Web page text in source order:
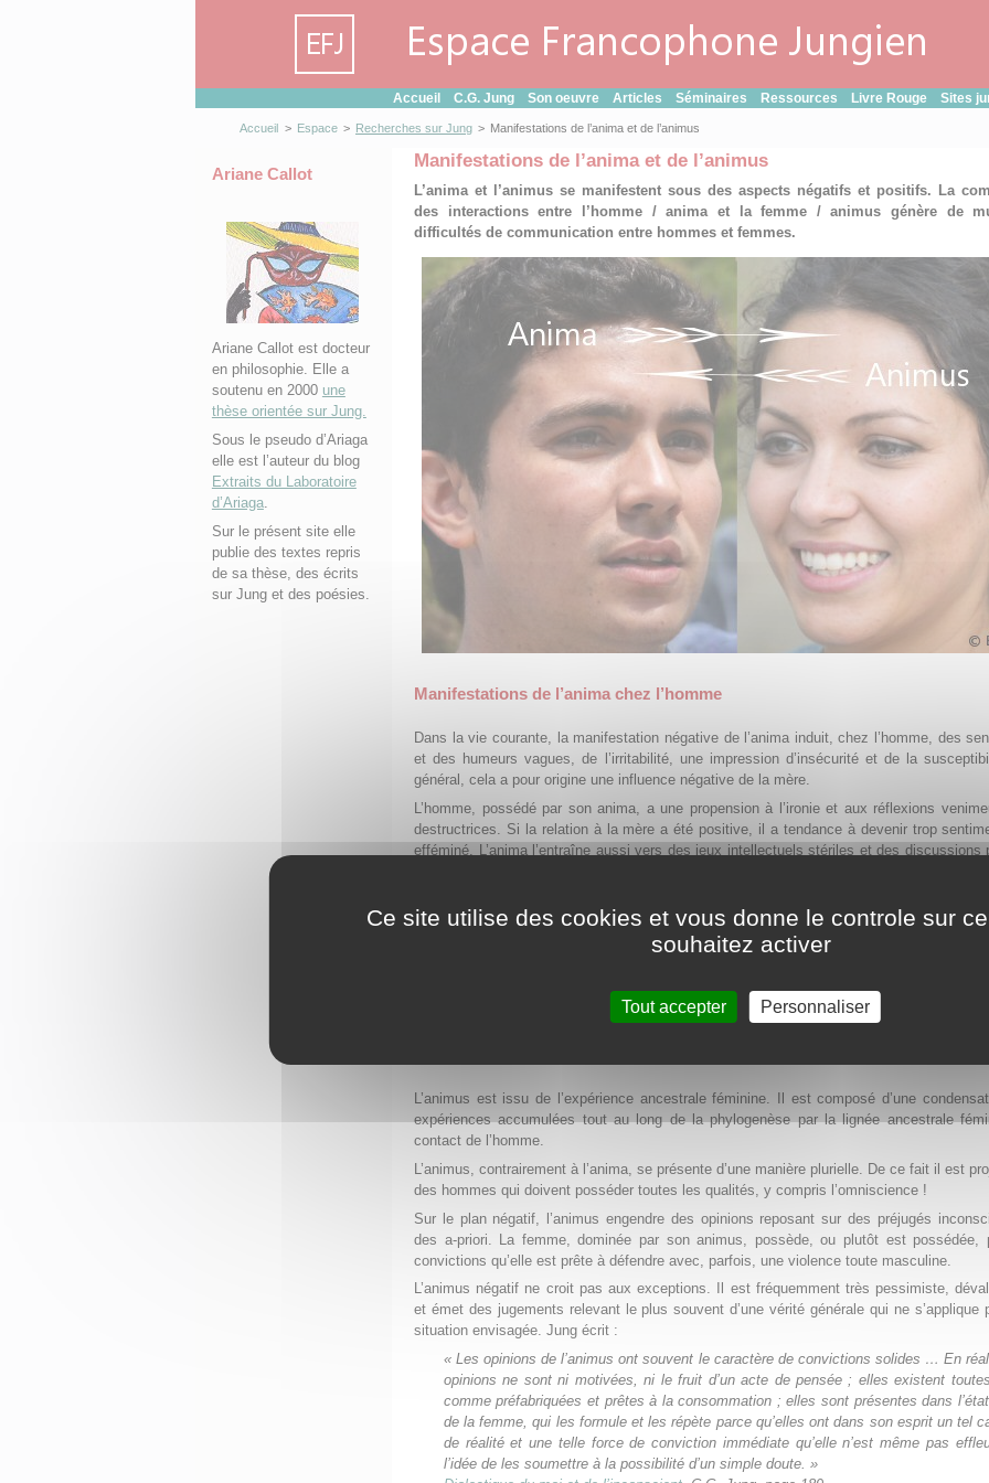
Accueil C.G. Jung Son oeuvre Articles Séminaires Ressources Livre Rouge Sites
Accueil > Espace > Recherches sur Jung > Manifestations de l’anima et de l’animus
Ariane Callot
Ariane Callot est docteur
en philosophie. Elle a
soutenu en 2000 une
thèse orientée sur Jung.
Sous le pseudo d’Ariaga
elle est l’auteur du blog
Extraits du Laboratoire
d’Ariaga.
Sur le présent site elle
publie des textes repris
de sa thèse, des écrits
sur Jung et des poésies.
Manifestations de l’anima et de l’animus
L’anima et l’animus se manifestent sous des aspects négatifs et positifs. La
des interactions entre l’homme / anima et la femme / animus génère de
difficultés de communication entre hommes et femmes.
Manifestations de l’anima chez l’homme
Dans la vie courante, la manifestation négative de l’anima induit, chez l’homme, des
et des humeurs vagues, de l’irritabilité, une impression d’insécurité et de la
général, cela a pour origine une influence négative de la mère.
L’homme, possédé par son anima, a une propension à l’ironie et aux réflexions
destructrices. Si la relation à la mère a été positive, il a tendance à devenir trop
efféminé. L’anima l’entraîne aussi vers des jeux intellectuels stériles et des discussions
au moins le croit-il, à l’image de la femme qu’il porte en lui. Dans la plupart
rencontrera de multiples déceptions, car aucune femme ne correspondra point par
L’anima se manifeste positivement lorsqu’elle est reconnue et intégrée. Elle devient un
conscient et lui confère le lien et la relation.
L’animus est issu de l’expérience ancestrale féminine. Il est composé d’une
expériences accumulées tout au long de la phylogenèse par la lignée ancestrale
contact de l’homme.
L’animus, contrairement à l’anima, se présente d’une manière plurielle. De ce fait il est
des hommes qui doivent posséder toutes les qualités, y compris l’omniscience !
Sur le plan négatif, l’animus engendre des opinions reposant sur des préjugés
des a-priori. La femme, dominée par son animus, possède, ou plutôt est possédée,
convictions qu’elle est prête à défendre avec, parfois, une violence toute masculine.
L’animus négatif ne croit pas aux exceptions. Il est fréquemment très pessimiste,
et émet des jugements relevant le plus souvent d’une vérité générale qui ne s’applique
situation envisagée. Jung écrit :
« Les opinions de l’animus ont souvent le caractère de convictions solides … En
opinions ne sont ni motivées, ni le fruit d’un acte de pensée ; elles existent
comme préfabriquées et prêtes à la consommation ; elles sont présentes dans
de la femme, qui les formule et les répète parce qu’elles ont dans son esprit un tel
de réalité et une telle force de conviction immédiate qu’elle n’est même pas
l’idée de les soumettre à la possibilité d’un simple doute. »
Ce site utilise des cookies et vous donne le controle sur
souhaitez activer
Tout accepter Personnaliser